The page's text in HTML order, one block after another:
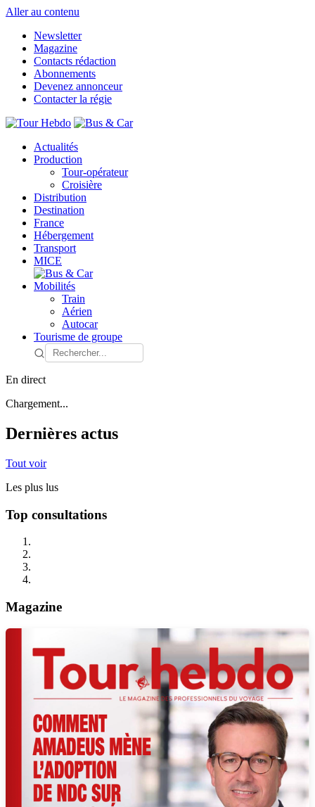
Aller au contenu
Newsletter
Magazine
Contacts rédaction
Abonnements
Devenez annonceur
Contacter la régie
Actualités
Production
Tour-opérateur
Croisière
Distribution
Destination
France
Hébergement
Transport
MICE
Mobilités
Train
Aérien
Autocar
Tourisme de groupe
En direct
Chargement...
Dernières actus
Tout voir
Les plus lus
Top consultations
Magazine